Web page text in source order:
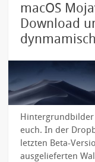
macOS
Download
euch. In der
letzten Beta-
ausgelieferten